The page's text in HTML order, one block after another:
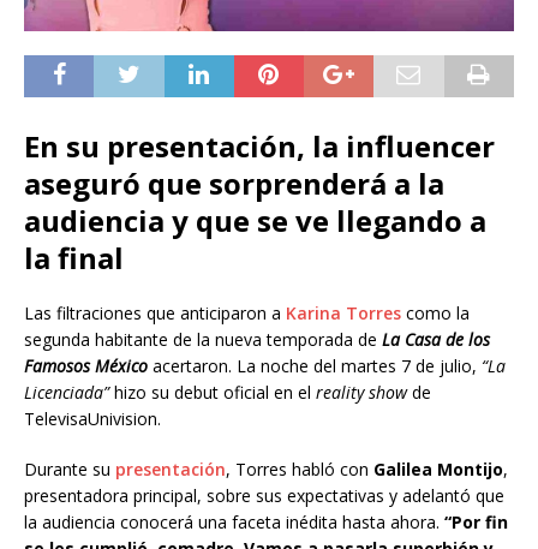
En su presentación, la influencer
aseguró que sorprenderá a la
audiencia y que se ve llegando a
la final
Las filtraciones que anticiparon a Karina Torres como la
segunda habitante de la nueva temporada de La Casa de los
Famosos México acertaron. La noche del martes 7 de julio, “La
Licenciada”hizo su debut oficial en el reality showde
TelevisaUnivision.
Durante su presentación, Torres habló con Galilea Montijo,
presentadora principal, sobre sus expectativas y adelantó que
la audiencia conocerá una faceta inédita hasta ahora. “Por fin